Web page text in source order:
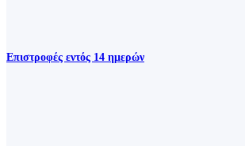
Επιστροφές εντός 14 ημερών